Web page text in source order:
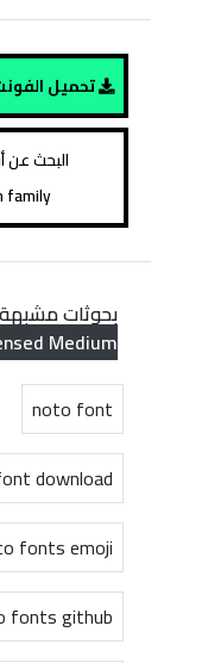
تحميل
family
بحوثات
Medium
noto font
download
fonts emoji
fonts github